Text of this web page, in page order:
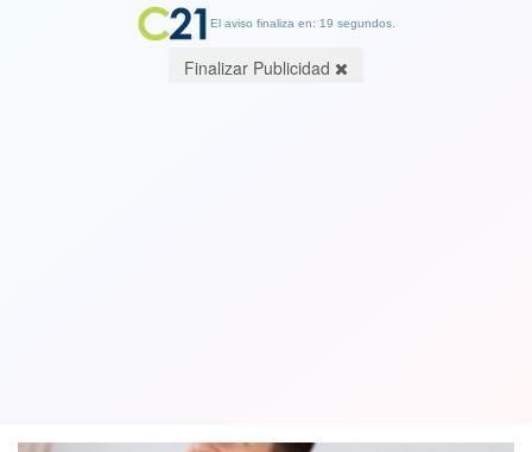
El aviso finaliza en: 19 segundos.
Finalizar Publicidad